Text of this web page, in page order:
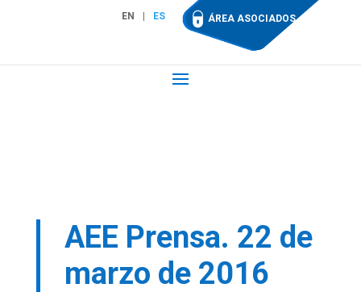
EN ES ÁREA ASOCIADOS
AEE Prensa. 22 de
marzo de 2016